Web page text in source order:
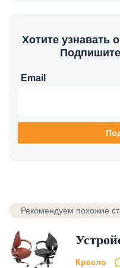
Хотите узнавать
Email
Рекомендуем похожие
Кресло